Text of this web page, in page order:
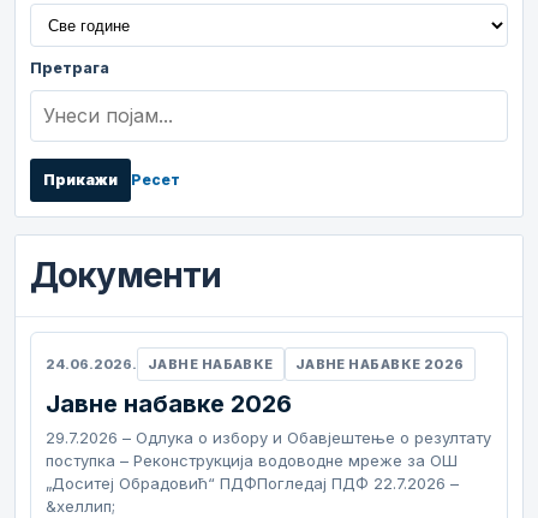
Претрага
Прикажи Ресет
Документи
24.06.2026. ЈАВНЕ НАБАВКЕ ЈАВНЕ НАБАВКЕ 2026
Јавне набавке 2026
29.7.2026 – Одлука о избору и Обавјештење о резултату
поступка – Реконструкција водоводне мреже за ОШ
„Доситеј Обрадовић“ ПДФПогледај ПДФ 22.7.2026 –
&хеллип;